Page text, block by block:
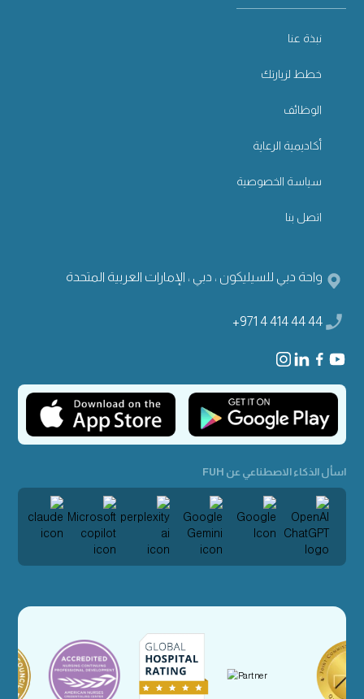
نبذة عنا
خطط لزيارتك
الوظائف
أكاديمية الرعاية
سياسة الخصوصية
اتصل بنا
واحة دبي للسيليكون ، دبي ، الإمارات العربية المتحدة
+971 4 414 44 44
اسأل الذكاء الاصطناعي عن FUH